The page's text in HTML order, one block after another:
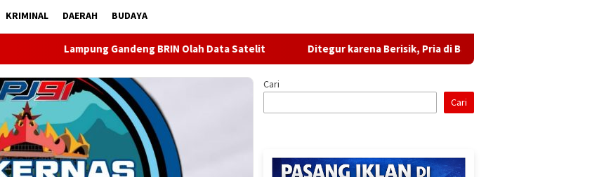
KRIMINAL DAERAH BUDAYA
Lampung Gandeng BRIN Olah Data Satelit Ditegur karena Berisik, Pria di Bandar Lampung Diduga Ancam Tetangga dan
Cari
Cari